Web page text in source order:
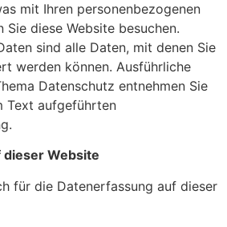
mit Ihren personenbezogenen
Sie diese Website besuchen.
sind alle Daten, mit denen Sie
werden können. Ausführliche
Datenschutz entnehmen Sie
Text aufgeführten
Website
für die Datenerfassung auf dieser